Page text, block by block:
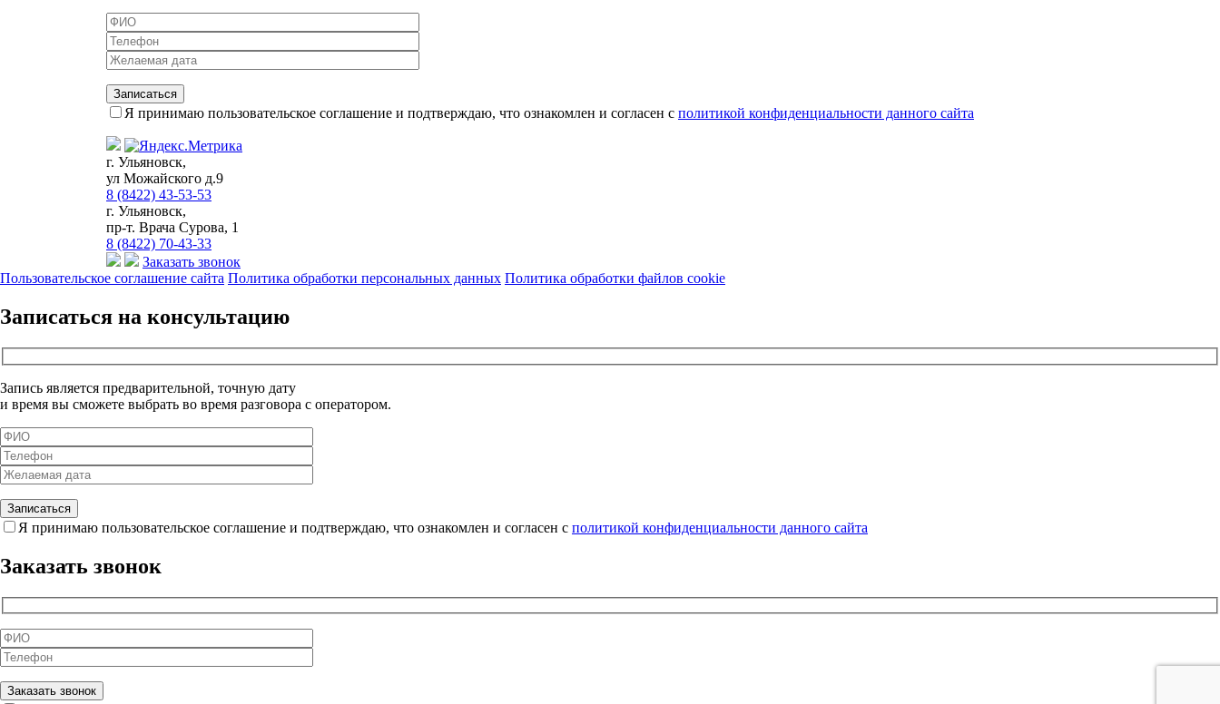
Я принимаю пользовательское соглашение и подтверждаю, что ознакомлен и согласен с политикой конфиденциальности данного сайта
г. Ульяновск,
ул Можайского д.9
8 (8422) 43-53-53
г. Ульяновск,
пр-т. Врача Сурова, 1
8 (8422) 70-43-33
Заказать звонок
Пользовательское соглашение сайта Политика обработки персональных данных Политика обработки файлов cookie
Записаться на консультацию
Запись является предварительной, точную дату
и время вы сможете выбрать во время разговора с оператором.
Я принимаю пользовательское соглашение и подтверждаю, что ознакомлен и согласен с политикой конфиденциальности данного сайта
Заказать звонок